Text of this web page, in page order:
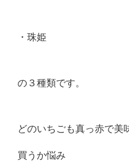
・珠姫
の３種類です。
どのいちごも真っ赤で美
買うか悩み